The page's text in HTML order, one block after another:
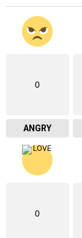
0
ANGRY
0